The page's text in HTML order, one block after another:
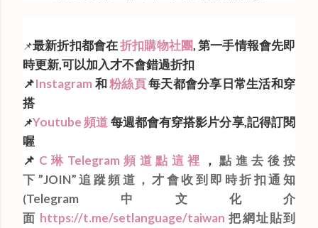
📌最新折扣都會在折扣購物社團, 第一手情報會先即
時更新,可以加入才不會錯過折扣
📌Instagram 和粉絲頁每天都會分享日常生活和穿
搭
📌Youtube 頻道每週都會有穿搭影片分享,記得訂閱
喔
📌 C琳Telegram頻道點這裡 ， 點進去後按
下”JOIN”追蹤頻道，才會收到即時折扣通知
(Telegram中文化介
面 https://t.me/setlanguage/taiwan 把網址貼到